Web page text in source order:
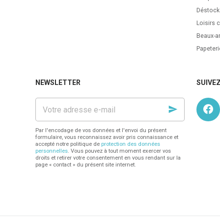
Loisirs
Beaux-
NEWSLETTER
adresse
e-
mail
Par l'encodage de vos données et l'envoi du présent
formulaire, vous reconnaissez avoir pris connaissance et
accepté notre politique de protection des données
personnelles. Vous pouvez à tout moment exercer vos
droits et retirer votre consentement en vous rendant sur la
page « contact » du présent site internet.